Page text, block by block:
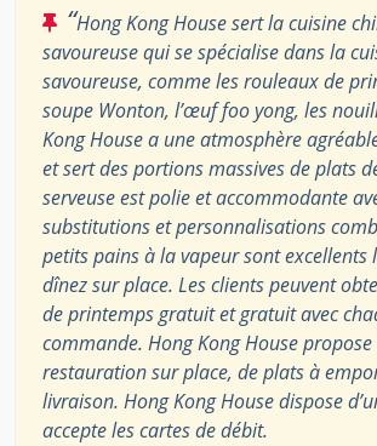
“Hong Kong House sert la cuisine
savoureuse qui se spécialise dans la
savoureuse, comme les rouleaux de
soupe Wonton, l’œuf foo yong, les
Kong House a une atmosphère
et sert des portions massives de plats
serveuse est polie et accommodante
substitutions et personnalisations
petits pains à la vapeur sont excellents
dînez sur place. Les clients peuvent
de printemps gratuit et gratuit avec
commande. Hong Kong House
restauration sur place, de plats à
livraison. Hong Kong House dispose
accepte les cartes de débit.